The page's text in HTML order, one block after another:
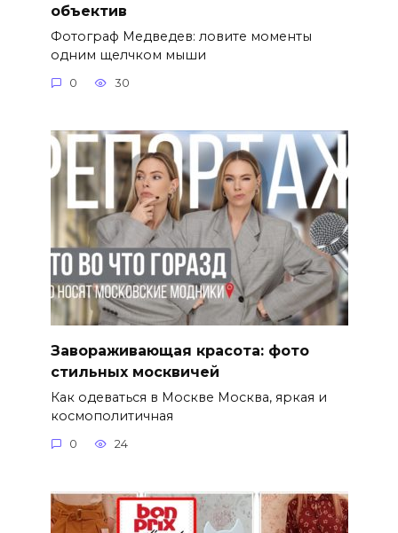
объектив
Фотограф Медведев: ловите моменты
одним щелчком мыши
0 30
Завораживающая красота: фото
стильных москвичей
Как одеваться в Москве Москва, яркая и
космополитичная
0 24